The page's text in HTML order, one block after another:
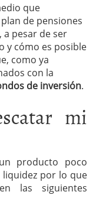
que
de pensiones
a pesar de ser
y cómo es posible
como ya
con la
de inversión.
mi
producto poco
por lo que
las siguientes